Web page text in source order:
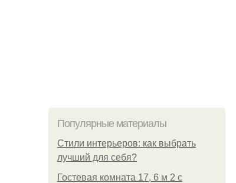
Популярные материалы
Стили интерьеров: как выбрать
лучший для себя?
Гостевая комната 17, 6 м 2 с